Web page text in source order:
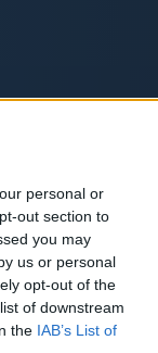
personal or
out section to
you may
us or personal
opt-out of the
of downstream
the IAB’s List of
Game